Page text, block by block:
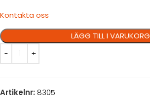
Kontakta oss
LÄGG TILL I VARUKORG
Artikelnr: 8305